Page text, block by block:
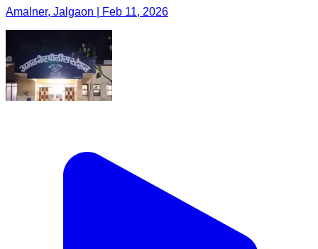
Amalner, Jalgaon | Feb 11, 2026